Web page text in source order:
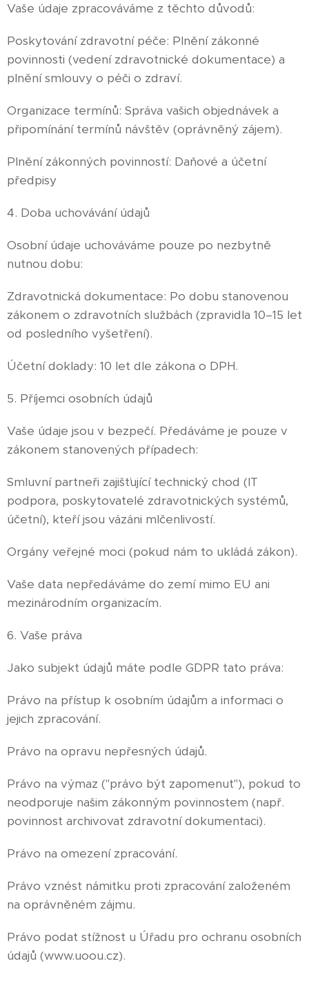
Vaše údaje zpracováváme z těchto důvodů:
Poskytování zdravotní péče: Plnění zákonné
povinnosti (vedení zdravotnické dokumentace) a
plnění smlouvy o péči o zdraví.
Organizace termínů: Správa vašich objednávek a
připomínání termínů návštěv (oprávněný zájem).
Plnění zákonných povinností: Daňové a účetní
předpisy
4. Doba uchovávání údajů
Osobní údaje uchováváme pouze po nezbytně
nutnou dobu:
Zdravotnická dokumentace: Po dobu stanovenou
zákonem o zdravotních službách (zpravidla 10–15 let
od posledního vyšetření).
Účetní doklady: 10 let dle zákona o DPH.
5. Příjemci osobních údajů
Vaše údaje jsou v bezpečí. Předáváme je pouze v
zákonem stanovených případech:
Smluvní partneři zajišťující technický chod (IT
podpora, poskytovatelé zdravotnických systémů,
účetní), kteří jsou vázáni mlčenlivostí.
Orgány veřejné moci (pokud nám to ukládá zákon).
Vaše data nepředáváme do zemí mimo EU ani
mezinárodním organizacím.
6. Vaše práva
Jako subjekt údajů máte podle GDPR tato práva:
Právo na přístup k osobním údajům a informaci o
jejich zpracování.
Právo na opravu nepřesných údajů.
Právo na výmaz ("právo být zapomenut"), pokud to
neodporuje našim zákonným povinnostem (např.
povinnost archivovat zdravotní dokumentaci).
Právo na omezení zpracování.
Právo vznést námitku proti zpracování založeném
na oprávněném zájmu.
Právo podat stížnost u Úřadu pro ochranu osobních
údajů (www.uoou.cz).